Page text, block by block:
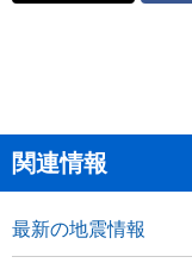
関連情報
最新の地震情報